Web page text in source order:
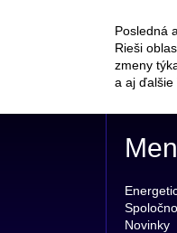
Posledná
Rieši
zmeny
a aj ďalšie
Novinky